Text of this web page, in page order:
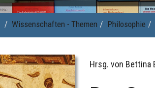
Wissenschaften - Themen Philosophie
Hrsg. von Bettina